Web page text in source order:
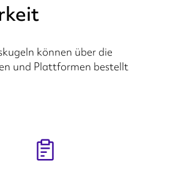
können über die
und Plattformen bestellt